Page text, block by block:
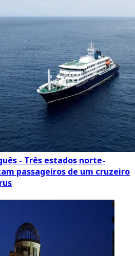
- Três estados norte-
passageiros de um cruzeiro